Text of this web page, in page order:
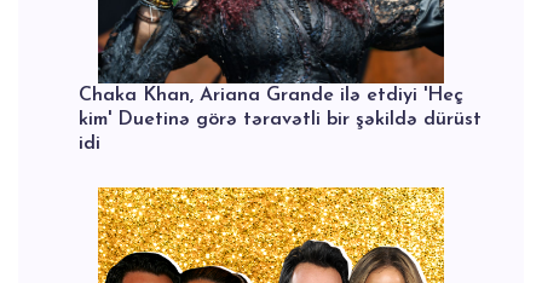
Chaka Khan, Ariana Grande ilə etdiyi 'Heç
kim' Duetinə görə təravətli bir şəkildə dürüst
idi